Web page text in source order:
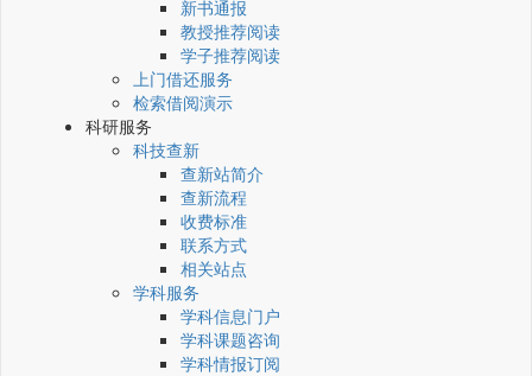
新书通报
教授推荐阅读
学子推荐阅读
上门借还服务
检索借阅演示
科研服务
科技查新
查新站简介
查新流程
收费标准
联系方式
相关站点
学科服务
学科信息门户
学科课题咨询
学科情报订阅